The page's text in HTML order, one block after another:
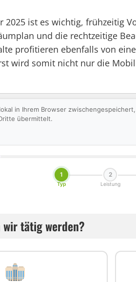
2025 ist es wichtig, frühzeitig
und die rechtzeitige
profitieren ebenfalls von
wird somit nicht nur die
in Ihrem Browser
übermittelt.
1
Typ
2
Leistung
tätig werden?